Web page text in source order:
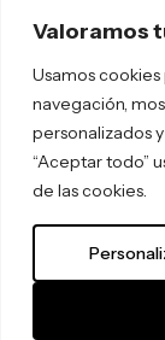
Valoramos
Usamos
navegación,
personalizados
“Aceptar todo”
de las cookies.
914 350 541
Jorge Juan,
REDES SOCIALES
Por necesidad
Política de